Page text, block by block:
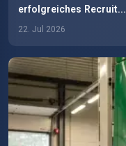
erfolgreiches Recruit...
22. Jul 2026